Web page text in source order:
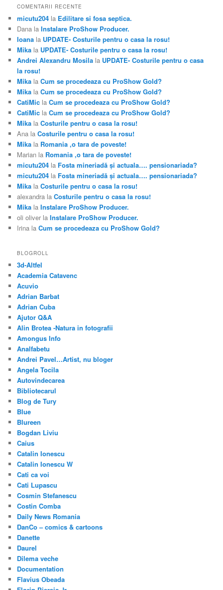
COMENTARII RECENTE
micutu204 la Edilitare si fosa septica.
Dana laInstalare ProShow Producer.
Ioana la UPDATE- Costurile pentru o casa la rosu!
Mika la UPDATE- Costurile pentru o casa la rosu!
Andrei Alexandru Mosila la UPDATE- Costurile pentru o casa
la rosu!
Mika laCum se procedeaza cu ProShow Gold?
Mika laCum se procedeaza cu ProShow Gold?
CatiMic laCum se procedeaza cu ProShow Gold?
CatiMic laCum se procedeaza cu ProShow Gold?
Mika laCosturile pentru o casa la rosu!
Ana laCosturile pentru o casa la rosu!
Mika la Romania ,o tara de poveste!
Marian la Romania ,o tara de poveste!
micutu204 la Fosta mineriadă şi actuala…. pensionariada?
micutu204 la Fosta mineriadă şi actuala…. pensionariada?
Mika laCosturile pentru o casa la rosu!
alexandra laCosturile pentru o casa la rosu!
Mika laInstalare ProShow Producer.
oli oliver laInstalare ProShow Producer.
Irina laCum se procedeaza cu ProShow Gold?
BLOGROLL
3d-Altfel
Academia Catavenc
Acuvio
Adrian Barbat
Adrian Cuba
Ajutor Q&A
Alin Brotea -Natura in fotografii
Amongus Info
Analfabetu
Andrei Pavel…Artist, nu bloger
Angela Tocila
Autovindecarea
Bibliotecarul
Blog de Tury
Blue
Blureen
Bogdan Liviu
Caius
Catalin Ionescu
Catalin Ionescu W
Cati ca voi
Cati Lupascu
Cosmin Stefanescu
Costin Comba
Daily News Romania
DanCo – comics & cartoons
Danette
Daurel
Dilema veche
Documentation
Flavius Obeada